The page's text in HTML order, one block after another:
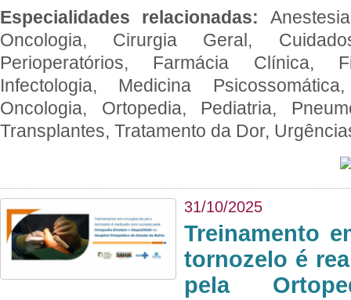
Especialidades relacionadas:
Oncologia, Cirurgia Geral,
Perioperatórios, Farmácia Clínica,
Infectologia, Medicina
Oncologia, Ortopedia, Pediatria,
Transplantes, Tratamento da Dor,
31/10/2025
Treinamento
tornozelo é
pela